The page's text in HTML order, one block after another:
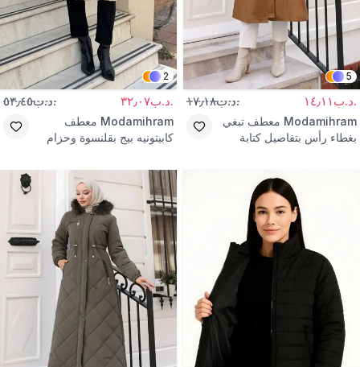
5
.د.ب١٤٫١١ .د.ب١٧٫١٨
Modamihram معطف تبغي
بغطاء رأس بتفاصيل كتابة
2
.د.ب٣٢٫٠٧ .د.ب٥٣٫٤٥
Modamihram معطف
كابيتونيه بيج بقلنسوة وحزام